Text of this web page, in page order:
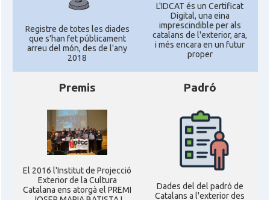
Registre de totes les diades
que s'han fet públicament
arreu del món, des de l'any
2018
L'IDCAT és un Certificat
Digital, una eina
imprescindible per als
catalans de l'exterior, ara,
i més encara en un futur
proper
Premis
El 2016 l'Institut de Projecció
Exterior de la Cultura
Catalana ens atorgà el PREMI
Padró
Dades del del padró de
Catalans a l'exterior des